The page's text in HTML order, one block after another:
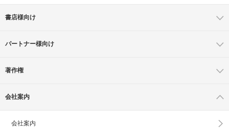
書店様向け
パートナー様向け
著作権
会社案内
会社案内